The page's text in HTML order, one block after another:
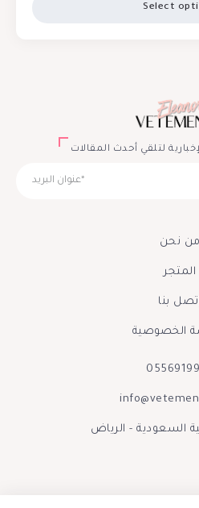
Select
لتلقي أحدث المقالات
من نحن
المتجر
بنا
الخصوصية
السعودية - الرياض